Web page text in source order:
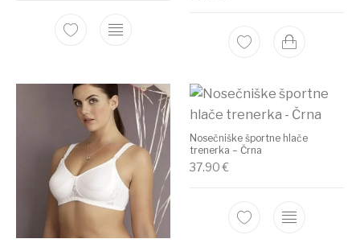
Nosečniške športne hlače
trenerka – Črna
37.90€